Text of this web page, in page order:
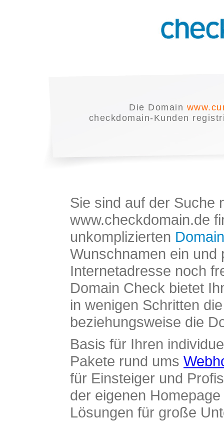
Die Domain
checkdomain-Kunden
Sie sind auf der Suche
www.checkdomain.de
unkomplizierten
Wunschnamen ein und
Internetadresse noch
Domain Check bietet
in wenigen Schritten
beziehungsweise die
Basis für Ihren
Pakete rund ums
für Einsteiger und
der eigenen
Lösungen für große